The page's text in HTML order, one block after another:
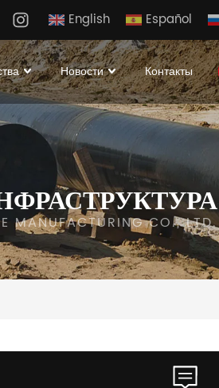
English Español
Новости Контакты
MANUFACTURING CO., LTD.